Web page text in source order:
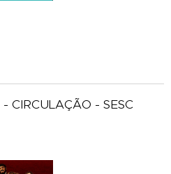
- CIRCULAÇÃO - SESC